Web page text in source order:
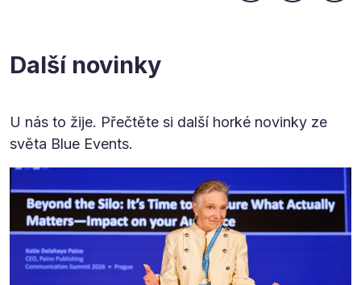
Další novinky
U nás to žije. Přečtěte si další horké novinky ze
světa Blue Events.